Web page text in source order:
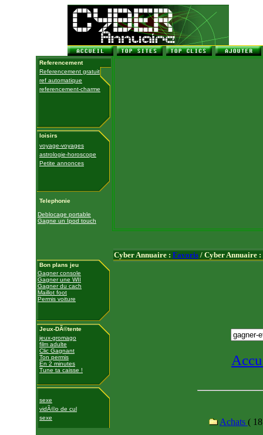
Referencement
Referencement gratuit
ref automatique
referencement-charme
loisirs
voyage-voyages
astrologie-horoscope
Petite annonces
Telephonie
Deblocage portable
Gagne un Ipod touch
Bon plans jeu
Gagner console
Gagner une WII
Gagner du cach
Maillot foot
Permis voiture
Jeux-DÃ©tente
jeux-gromago
film adulte
Clic Gagnant
Ton permis
En 2 minutes
Tune ta caisse !
sexe
vidÃ©o de cul
sexe
Cyber Annuaire : Favoris / Cyber Annuaire :
Achats (